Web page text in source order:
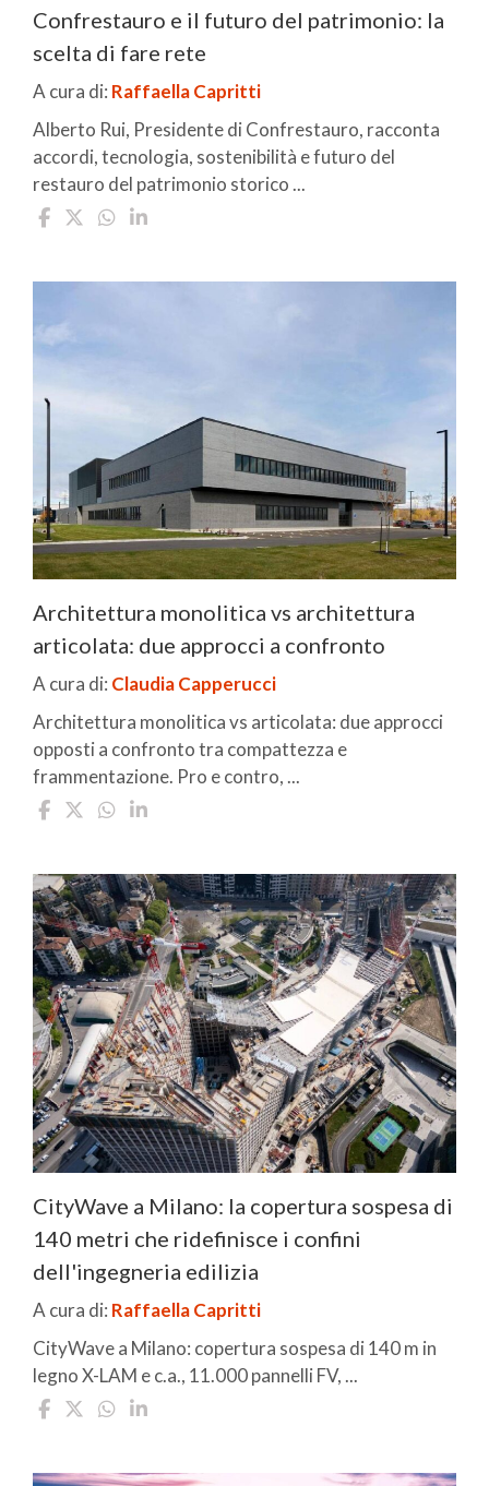
Confrestauro e il futuro del patrimonio: la
scelta di fare rete
A cura di: Raffaella Capritti
Alberto Rui, Presidente di Confrestauro, racconta
accordi, tecnologia, sostenibilità e futuro del
restauro del patrimonio storico ...
Architettura monolitica vs architettura
articolata: due approcci a confronto
A cura di: Claudia Capperucci
Architettura monolitica vs articolata: due approcci
opposti a confronto tra compattezza e
frammentazione. Pro e contro, ...
CityWave a Milano: la copertura sospesa di
140 metri che ridefinisce i confini
dell'ingegneria edilizia
A cura di: Raffaella Capritti
CityWave a Milano: copertura sospesa di 140 m in
legno X-LAM e c.a., 11.000 pannelli FV, ...